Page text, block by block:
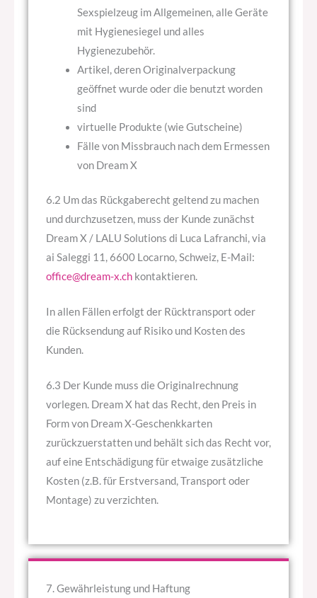
Sexspielzeug im Allgemeinen, alle Geräte
mit Hygienesiegel und alles
Hygienezubehör.
Artikel, deren Originalverpackung
geöffnet wurde oder die benutzt worden
sind
virtuelle Produkte (wie Gutscheine)
Fälle von Missbrauch nach dem Ermessen
von Dream X
6.2 Um das Rückgaberecht geltend zu machen
und durchzusetzen, muss der Kunde zunächst
Dream X / LALU Solutions di Luca Lafranchi, via
ai Saleggi 11, 6600 Locarno, Schweiz, E-Mail:
office@dream-x.ch kontaktieren.
In allen Fällen erfolgt der Rücktransport oder
die Rücksendung auf Risiko und Kosten des
Kunden.
6.3 Der Kunde muss die Originalrechnung
vorlegen. Dream X hat das Recht, den Preis in
Form von Dream X-Geschenkkarten
zurückzuerstatten und behält sich das Recht vor,
auf eine Entschädigung für etwaige zusätzliche
Kosten (z.B. für Erstversand, Transport oder
Montage) zu verzichten.
7. Gewährleistung und Haftung